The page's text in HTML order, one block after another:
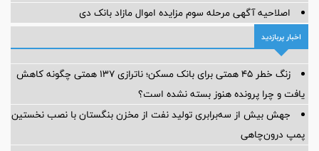
اصلاحیه آگهی مرحله سوم مزایده اموال مازاد بانک دی
اخبار پربازدید
زنگ خطر ۴۵ همتی برای بانک مسکن؛ ناترازی ۱۳۷ همتی چگونه کاهش
یافت و چرا پرونده هنوز بسته نشده است؟
جهش بیش از سه‌برابری تولید نفت از مخزن بنگستان با نصب نخستین
پمپ درون‌چاهی